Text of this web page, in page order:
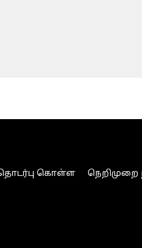
கொள்ள